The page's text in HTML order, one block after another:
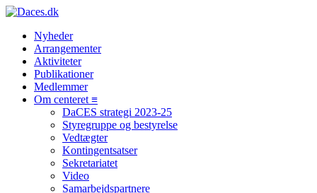
Nyheder
Arrangementer
Aktiviteter
Publikationer
Medlemmer
Om centeret ≡
DaCES strategi 2023-25
Styregruppe og bestyrelse
Vedtægter
Kontingentsatser
Sekretariatet
Video
Samarbejdspartnere